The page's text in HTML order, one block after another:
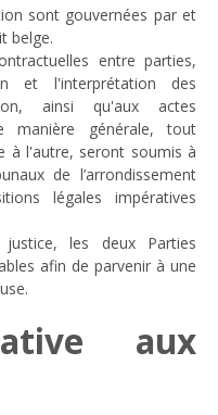
sont gouvernées par et
belge.
entre parties,
et l'interprétation des
ainsi qu'aux actes
manière générale, tout
à l'autre, seront soumis à
de l’arrondissement
légales impératives
les deux Parties
afin de parvenir à une
aux